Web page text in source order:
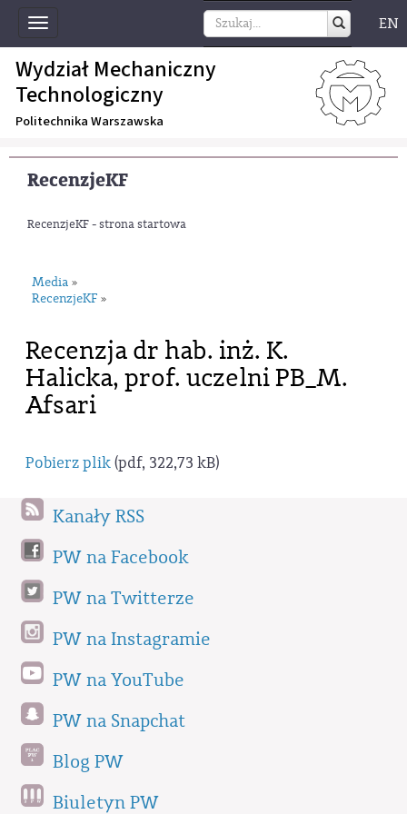
Toggle
navigation
EN
Wydział Mechaniczny
Technologiczny
Politechnika Warszawska
RecenzjeKF
RecenzjeKF - strona startowa
Media »
RecenzjeKF »
Recenzja dr hab. inż. K.
Halicka, prof. uczelni PB_M.
Afsari
Pobierz plik(pdf, 322,73 kB)
Kanały RSS
PW na Facebook
PW na Twitterze
PW na Instagramie
PW na YouTube
PW na Snapchat
Blog PW
Biuletyn PW